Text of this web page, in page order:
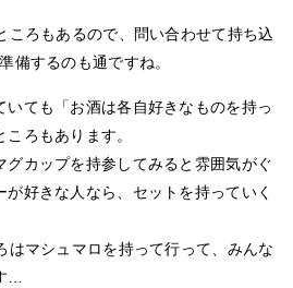
ころもあるので、問い合わせて持ち込
備するのも通ですね。
いても「お酒は各自好きなものを持っ
ろもあります。
グカップを持参してみると雰囲気がぐ
が好きな人なら、セットを持っていく
はマシュマロを持って行って、みんな
…